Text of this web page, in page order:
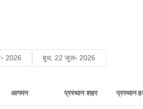
2026 बुध, 22 जुल॰ 2026
आगमन प्रस्थान शहर प्रस्थान